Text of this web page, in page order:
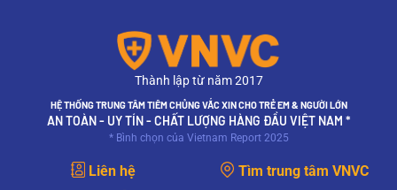
Thành lập từ năm 2017
HỆ THỐNG TRUNG TÂM TIÊM CHỦNG VẮC XIN CHO TRẺ EM & NGƯỜI LỚN
AN TOÀN - UY TÍN - CHẤT LƯỢNG HÀNG ĐẦU VIỆT NAM *
* Bình chọn của Vietnam Report 2025
Liên hệ
Tìm trung tâm VNVC